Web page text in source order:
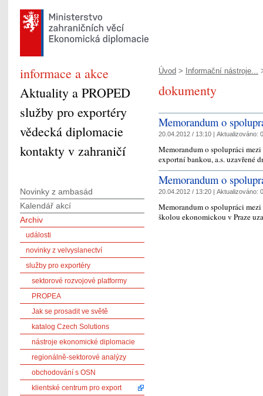
Úvod > Informační nástroje...
dokumenty
Memorandum o
20.04.2012 / 13:10 | Aktualizováno:
Memorandum o spolupráci
exportní bankou, a.s. uzavřené
Memorandum o
20.04.2012 / 13:20 | Aktualizováno:
Memorandum o spolupráci
školou ekonomickou v Praze
informace a akce
Aktuality a PROPED
služby pro exportéry
vědecká diplomacie
kontakty v zahraničí
Novinky z ambasád
Kalendář akcí
Archiv
události
novinky z velvyslanectví
služby pro exportéry
sektorové rozvojové platformy
PROPEA
Jak se prosadit ve světě
katalog Czech Solutions
nástroje ekonomické diplomacie
regionálně-sektorové analýzy
obchodování s OSN
klientské centrum pro export